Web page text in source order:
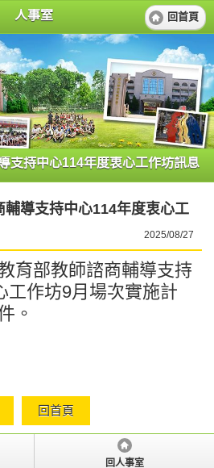
人事室 回首頁
支持中心114年度衷心工作坊訊息
導支持中心114年度衷心工
2025/08/27
育部教師諮商輔導支持
工作坊9月場次實施計
。
回首頁
回人事室